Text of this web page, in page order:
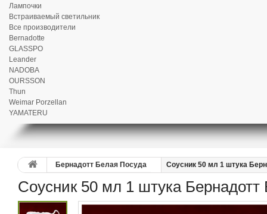
Лампочки
Встраиваемый светильник
Все производители
Bernadotte
GLASSPO
Leander
NADOBA
OURSSON
Thun
Weimar Porzellan
YAMATERU
Бернадотт Белая Посуда Соусник 50 мл 1 штука
Соусник 50 мл 1 штука